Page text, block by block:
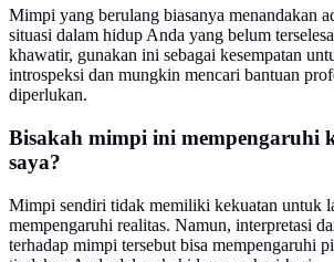
Mimpi yang berulang biasanya menandakan
situasi dalam hidup Anda yang belum
khawatir, gunakan ini sebagai kesempatan
introspeksi dan mungkin mencari bantuan
diperlukan.
Bisakah mimpi ini mempengaruhi
saya?
Mimpi sendiri tidak memiliki kekuatan untuk
mempengaruhi realitas. Namun, interpretasi
terhadap mimpi tersebut bisa mempengaruhi